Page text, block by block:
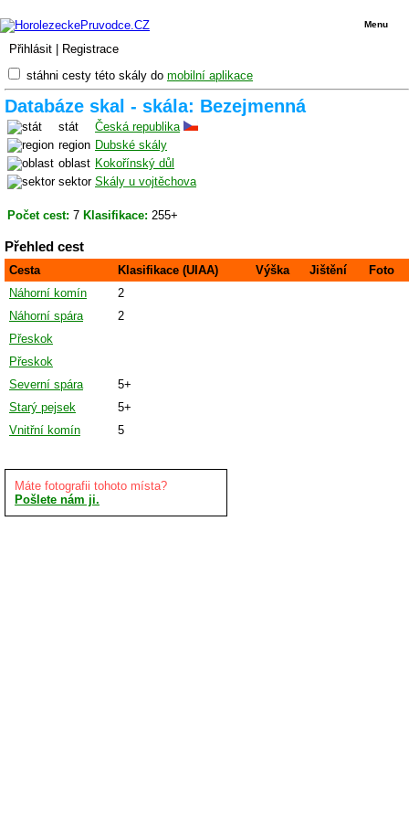
Přihlásit Registrace
Menu
stáhni cesty této skály do mobilní aplikace
Databáze skal - skála: Bezejmenná
stát
Česká republika
region Dubské skály
oblast Kokořínský důl
sektor Skály u vojtěchova
Počet cest: 7 Klasifikace: 255+
Přehled cest
Cesta Klasifikace (UIAA) Výška Jištění
Foto
Náhorní komín
2
Náhorní spára
2
Přeskok
Přeskok
Severní spára
5+
Starý pejsek
5+
Vnitřní komín
5
Máte fotografii tohoto místa?
Pošlete nám ji.